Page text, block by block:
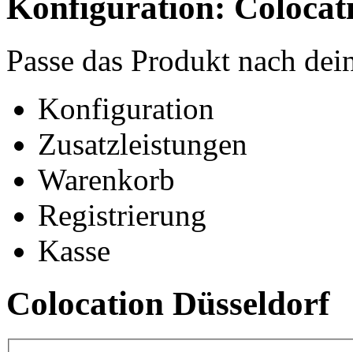
Konfiguration:
Passe das Produkt nach
Konfiguration
Zusatzleistungen
Warenkorb
Registrierung
Kasse
Colocation Düsseldorf